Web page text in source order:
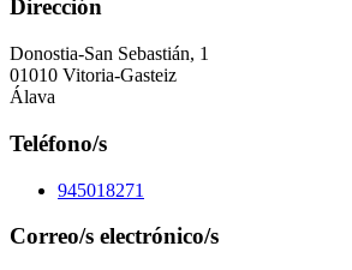
Dirección
Donostia-San Sebastián, 1
01010 Vitoria-Gasteiz
Álava
Teléfono/s
945018271
Correo/s electrónico/s